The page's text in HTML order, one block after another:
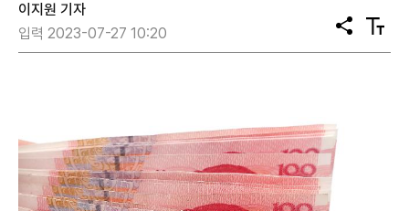
이지원 기자
입력 2023-07-27 10:20
공
유
텍
스